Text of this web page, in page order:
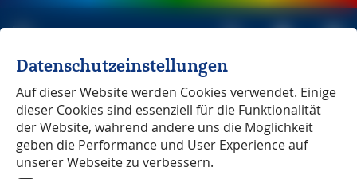
Michael Müller Verlag unabhängig seit 1979
Datenschutzeinstellungen
Auf dieser Website werden Cookies verwendet. Einige
dieser Cookies sind essenziell für die Funktionalität
der Website, während andere uns die Möglichkeit
geben die Performance und User Experience auf
unserer Webseite zu verbessern.